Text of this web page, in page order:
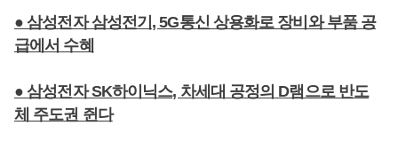
● 삼성전자 삼성전기, 5G통신 상용화로 장비와 부품 공
급에서 수혜
● 삼성전자 SK하이닉스, 차세대 공정의 D램으로 반도
체 주도권 쥔다